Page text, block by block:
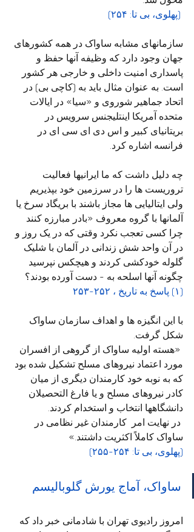
سازمانهای مشابه ساواک در همه کشورهای
جهان وجود دارد که وظیفه آنها حفظ و
پاسداری امنیت داخلی و خارجی هر کشور
است. به عنوان مثال باید به (کاچی بی) در
اتحاد جماهیر شوروی و «سیا» در ایالات
متحده آمریکا اینتلیجنس سرویس در
بریتانیای کبیر و اس دی ای سی ای در
فرانسه اشاره کرد.
چه دلیل داشت که ما ایرانیها فعالیت
تروریست ها را در سرزمین خود بپذیریم
ولی ایتالیایی ها مجاز باشند با بریگاد سرخ یا
آلمانها با گروه معروف «بادر مبارزه کنند
چرا کسی تعجب نکرد وقتی که در یک روز و
در آن واحد شش زندانی در آلمان با شلیک
گلوله خودکشی کردند و هیچکس نپرسید
چگونه آنها اسلحه به - دست آورده بودند؟
(۱) پاسخ به تاریخ ، ۲۵۲-۲۵۳
با این انگیزه ها و اهداف سازمان ساواک
شکل گرفت.
«هسته اولیه ساواک از گروهی از افسران
مورد اعتماد نیروهای مسلح تشکیل شده بود
که به نوبه خود کارمندان دیگری از میان
کادر نیروهای مسلح و یا فارغ التحصیلان
دانشگاهها انتخاب و استخدام کردند.
در نهایت امر  کارمندان غیر نظامی در
ساواک کاملاً اکثریت داشتند.»
(پهلوی، بی تا: ۲۵۴-۲۵۵)
ساواک، آماج یورش گلوبالیسم
امروز رادیوی تهران با شادمانی خبر داد که